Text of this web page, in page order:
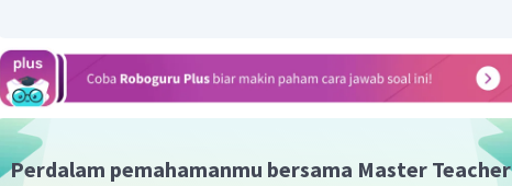
Perdalam pemahamanmu bersama Master Teacher